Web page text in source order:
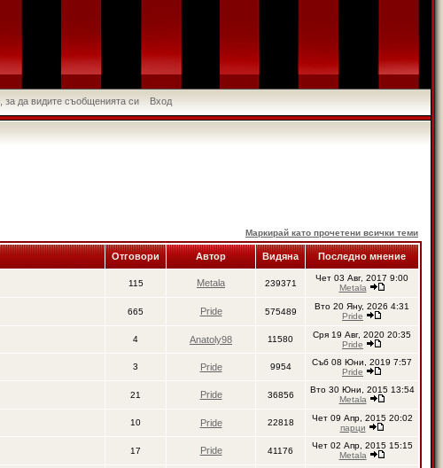
за да видите съобщенията си Вход
Маркирай като прочетени всички теми
Отговори Автор Видяна Последно мнение
115 Metala 239371
Чет 03 Авг, 2017 9:00
Metala
665 Pride 575489
Вто 20 Яну, 2026 4:31
Pride
4 Anatoly98 11580
Сря 19 Авг, 2020 20:35
Pride
3 Pride 9954
Съб 08 Юни, 2019 7:57
Pride
21 Pride 36856
Вто 30 Юни, 2015 13:54
Metala
10 Pride 22818
Чет 09 Апр, 2015 20:02
парци
17 Pride 41176
Чет 02 Апр, 2015 15:15
Metala